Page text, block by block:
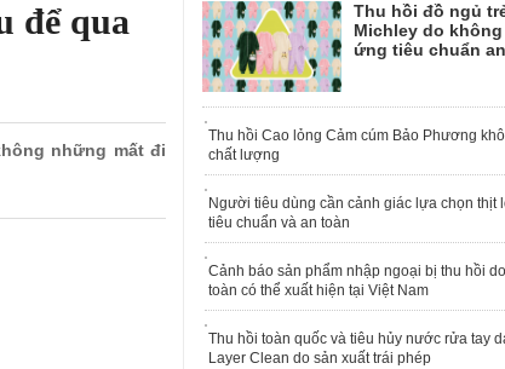
để qua
những mất đi
Thu hồi đồ ngủ
Michley do không
ứng tiêu chuẩn
Thu hồi Cao lỏng Cảm cúm Bảo Phương
chất lượng
Người tiêu dùng cần cảnh giác lựa chọn thịt
tiêu chuẩn và an toàn
Cảnh báo sản phẩm nhập ngoại bị thu hồi
toàn có thể xuất hiện tại Việt Nam
Thu hồi toàn quốc và tiêu hủy nước rửa tay
Layer Clean do sản xuất trái phép